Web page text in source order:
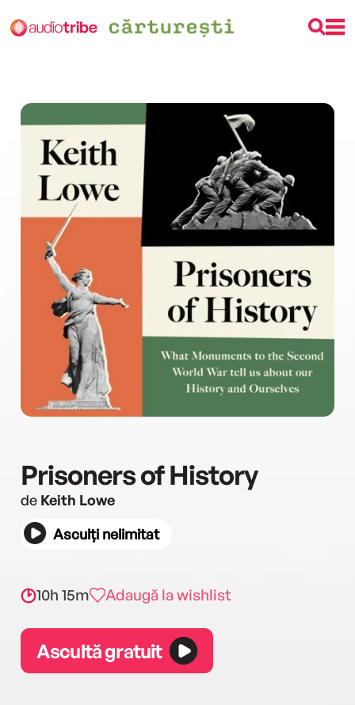
Prisoners of History
de Keith Lowe
Asculți nelimitat
10h 15m Adaugă la wishlist
Ascultă gratuit